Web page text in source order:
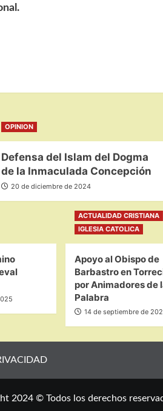
OPINION
Defensa del Islam del Dogma
de la Inmaculada Concepción
20 de diciembre de 2024
ACTUALIDAD CRISTIANA
IGLESIA CATOLICA
Apoyo al Obispo de
Barbastro en
por Animadores de
Palabra
14 de septiembre de
2024 © Todos los derechos